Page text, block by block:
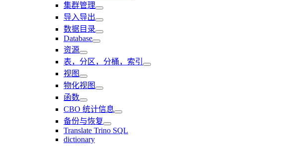
集群管理
导入导出
数据目录
Database
资源
表，分区，分桶，索引
视图
物化视图
函数
CBO 统计信息
备份与恢复
Translate Trino SQL
dictionary